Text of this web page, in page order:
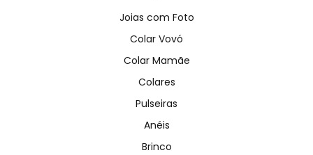
Joias com Foto
Colar Vovó
Colar Mamãe
Colares
Pulseiras
Anéis
Brinco